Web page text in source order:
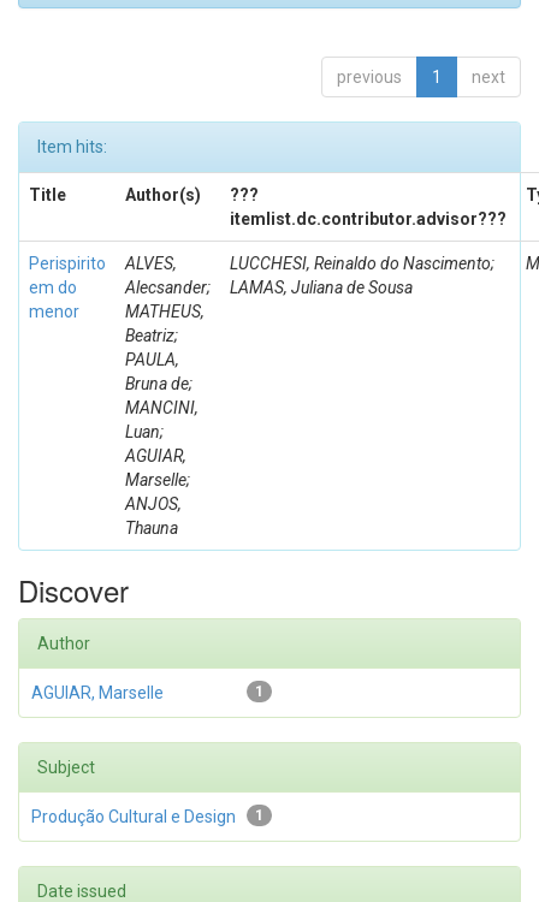
previous 1 next
Item hits:
Title Author(s)
???
itemlist.dc.contributor.advisor???
Perispirito
em do
menor
ALVES,
Alecsander;
MATHEUS,
Beatriz;
PAULA,
Bruna de;
MANCINI,
Luan;
AGUIAR,
Marselle;
ANJOS,
Thauna
LUCCHESI, Reinaldo do Nascimento;
LAMAS, Juliana de Sousa
Discover
Author
1
AGUIAR, Marselle
Subject
1
Produção Cultural e Design
Date issued